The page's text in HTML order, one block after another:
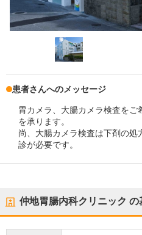
患者さんへのメッセージ
胃カメラ、大腸カメラ検査を
を承ります。
尚、大腸カメラ検査は下剤の処
診が必要です。
仲地胃腸内科クリニック の